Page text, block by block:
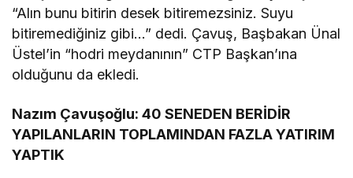
“Alın bunu bitirin desek bitiremezsiniz. Suyu
bitiremediğiniz gibi…” dedi. Çavuş, Başbakan Ünal
Üstel’in “hodri meydanının” CTP Başkan’ına
olduğunu da ekledi.
Nazım Çavuşoğlu: 40 SENEDEN BERİDİR
YAPILANLARIN TOPLAMINDAN FAZLA YATIRIM
YAPTIK